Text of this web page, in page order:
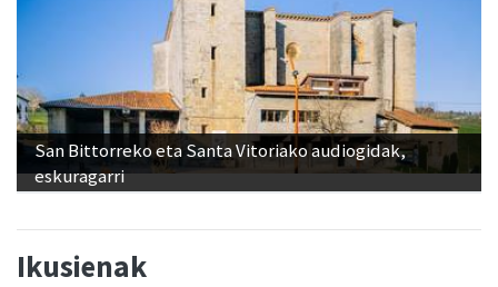
San Bittorreko eta Santa Vitoriako audiogidak,
eskuragarri
Ikusienak